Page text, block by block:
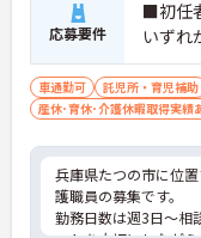
応募要件
■初任
いずれ
車通勤可 託児所・育児補助
産休･育休･介護休暇取得実績
兵庫県たつの市に位
護職員の募集です。
勤務日数は週3日～相